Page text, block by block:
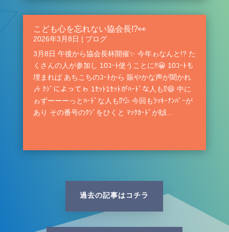
こども心を忘れない協会長!?👀
2026年3月8日 | ブログ
3月8日 午後から協会長杯開催✨ 今年ゎなんと!? た
くさんの人が参加し 10ｺｰﾄ使うことに‼️😀 10ｺｰﾄも
埋まれば あちこちのｺｰﾄから 賑やかな声が聞かれ
🎶 ｸｼﾞによってゎ 1ｾｯﾄ1ｾｯﾄがﾊｰﾄﾞな人も⁉️😆 中に
ゎずーーーっとﾊｰﾄﾞな人も⁉️💦 今回もﾗｯｷｰﾅﾝﾊﾞｰが
あり その番号のｸｼﾞをひくと ﾏｯｸｶｰﾄﾞが🙌...
過去の記事はコチラ